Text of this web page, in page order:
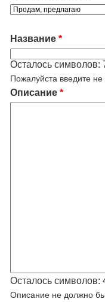
Название *
Осталось символов:
Пожалуйста введите
Описание *
Осталось символов:
Описание не должно